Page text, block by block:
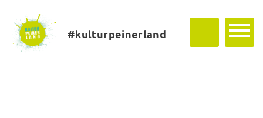
#kulturpeinerland